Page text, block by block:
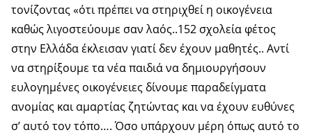
τονίζοντας «ότι πρέπει να στηριχθεί η οικογένεια
καθώς λιγοστεύουμε σαν λαός..152 σχολεία φέτος
στην Ελλάδα έκλεισαν γιατί δεν έχουν μαθητές.. Αντί
να στηρίξουμε τα νέα παιδιά να δημιουργήσουν
ευλογημένες οικογένειες δίνουμε παραδείγματα
ανομίας και αμαρτίας ζητώντας και να έχουν ευθύνες
σ’ αυτό τον τόπο…. Όσο υπάρχουν μέρη όπως αυτό το